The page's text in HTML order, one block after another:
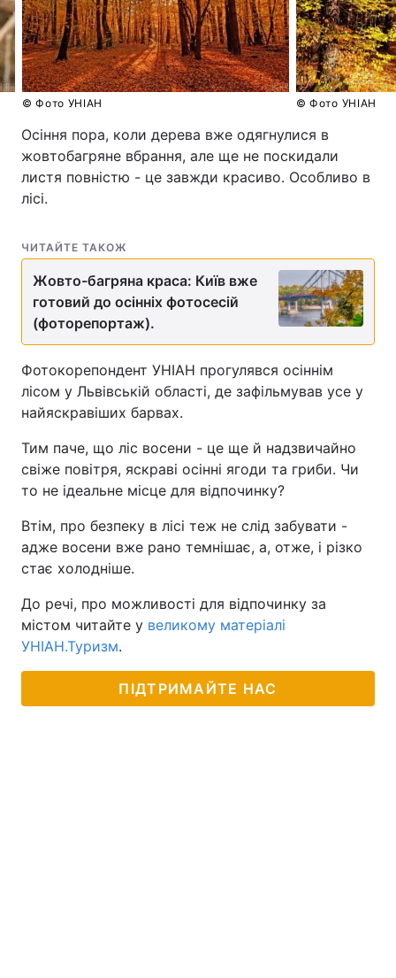
© Фото УНІАН © Фото УНІАН
Осіння пора, коли дерева вже одягнулися в
жовтобагряне вбрання, але ще не поскидали
листя повністю - це завжди красиво. Особливо в
лісі.
ЧИТАЙТЕ ТАКОЖ
Жовто-багряна краса: Київ вже
готовий до осінніх фотосесій
(фоторепортаж).
Фотокорепондент УНІАН прогулявся осіннім
лісом у Львівській області, де зафільмував усе у
найяскравіших барвах.
Тим паче, що ліс восени - це ще й надзвичайно
свіже повітря, яскраві осінні ягоди та гриби. Чи
то не ідеальне місце для відпочинку?
Втім, про безпеку в лісі теж не слід забувати -
адже восени вже рано темнішає, а, отже, і різко
стає холодніше.
До речі, про можливості для відпочинку за
містом читайте у великому матеріалі
УНІАН.Туризм.
ПІДТРИМАЙТЕ НАС